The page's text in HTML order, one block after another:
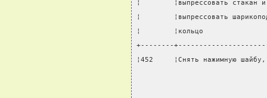
¦        ¦выпрессовать
¦        ¦выпрессовать
¦        ¦кольцо
+--------
¦452     ¦Снять нажимную